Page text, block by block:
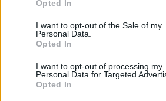
Opted In
I want to opt-out of the Sale of my
Personal Data.
Opted In
I want to opt-out of processing my
Personal Data for Targeted
Opted In
doublement important si vous avez
intense au moins une fois par
protéines au moins une fois par mois.
En faisant bien attention aux besoins
ethniques, vous pouvez être sûr(e)